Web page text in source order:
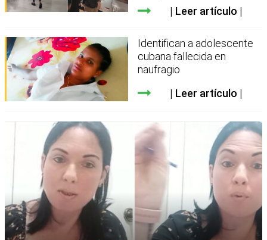
Leer artículo
Identifican a adolescente
cubana fallecida en
naufragio
Leer artículo